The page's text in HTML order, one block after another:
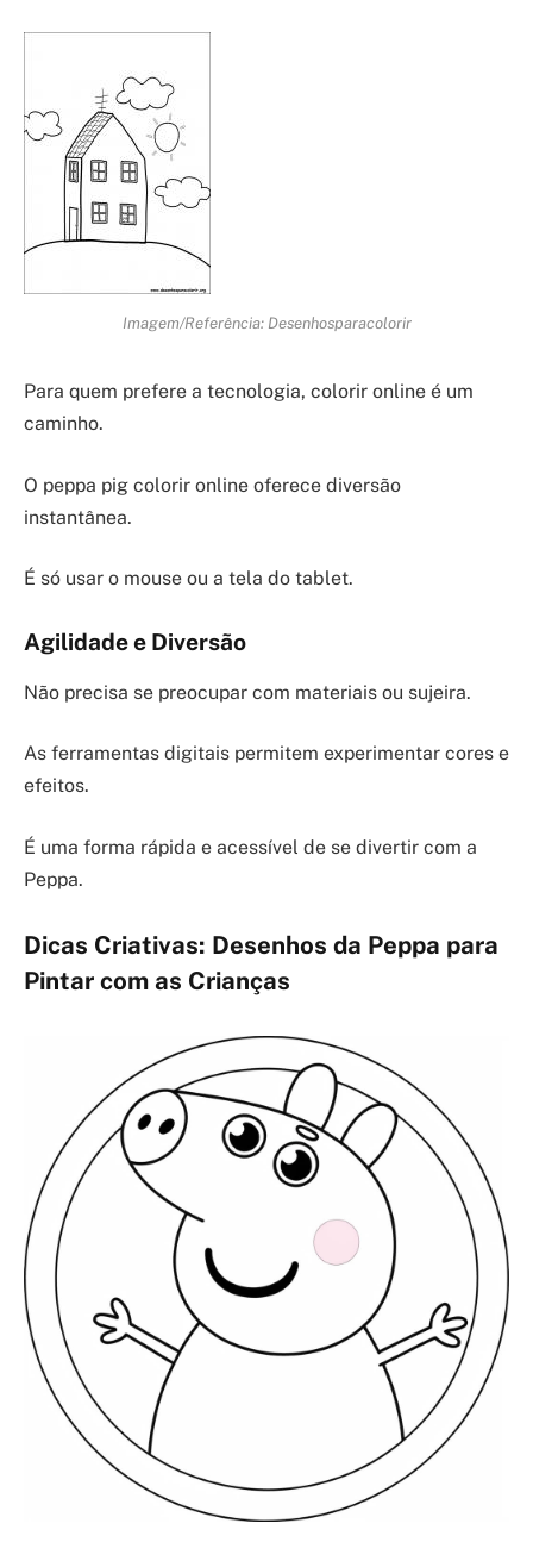
Imagem/Referência: Desenhosparacolorir
Para quem prefere a tecnologia, colorir online é um
caminho.
O peppa pig colorir online oferece diversão
instantânea.
É só usar o mouse ou a tela do tablet.
Agilidade e Diversão
Não precisa se preocupar com materiais ou sujeira.
As ferramentas digitais permitem experimentar cores e
efeitos.
É uma forma rápida e acessível de se divertir com a
Peppa.
Dicas Criativas: Desenhos da Peppa para
Pintar com as Crianças